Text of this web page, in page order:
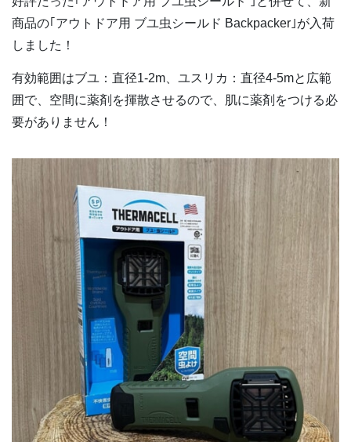
商品の｢アウトドア用 ブユ虫シールド Backpacker｣が入荷
しました！
有効範囲はブユ：直径1-2m、ユスリカ：直径4-5mと広範
囲で、空間に薬剤を揮散させるので、肌に薬剤をつける必
要がありません！